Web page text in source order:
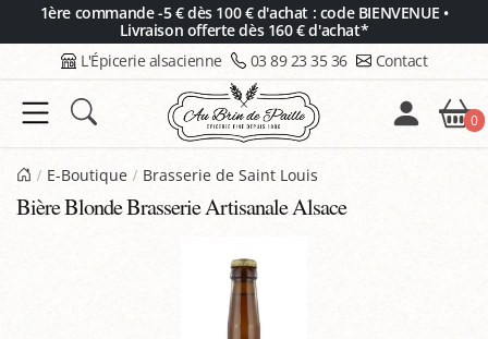
1ère commande -5 € dès 100 € d'achat : code BIENVENUE •
Livraison offerte dès 160 € d'achat*
L'Épicerie alsacienne 03 89 23 35 36 Contact
0
E-Boutique Brasserie de Saint Louis
Bière Blonde Brasserie Artisanale Alsace
Panneau de gestion des cookies